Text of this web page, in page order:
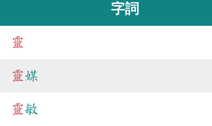
字詞
靈
靈媒
靈敏